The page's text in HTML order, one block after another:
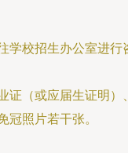
学校招生办公室进行
证（或应届生证明）
冠照片若干张。